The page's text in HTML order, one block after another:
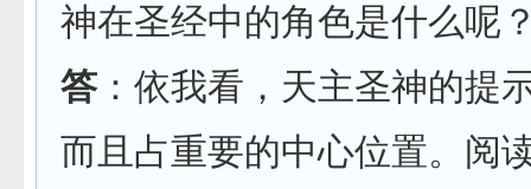
神在圣经中的角色是什么呢
答：依我看，天主圣神的提
而且占重要的中心位置。阅